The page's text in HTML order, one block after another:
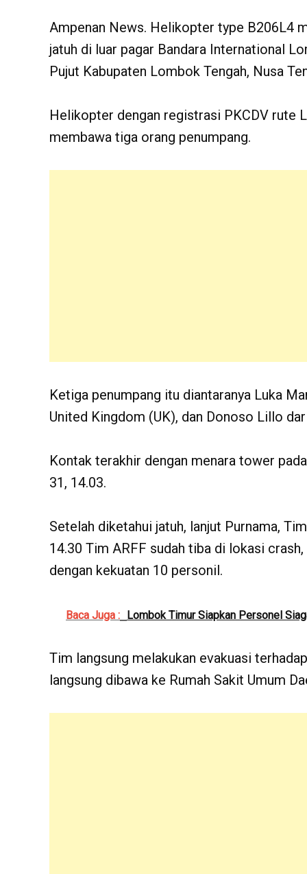
Ampenan News. Helikopter type B206L4
jatuh di luar pagar Bandara International
Pujut Kabupaten Lombok Tengah, Nusa
Helikopter dengan registrasi PKCDV rute
membawa tiga orang penumpang.
Ketiga penumpang itu diantaranya Luka
United Kingdom (UK), dan Donoso Lillo
Kontak terakhir dengan menara tower
31, 14.03.
Setelah diketahui jatuh, lanjut Purnama,
14.30 Tim ARFF sudah tiba di lokasi
dengan kekuatan 10 personil.
Baca Juga : Lombok Timur Siapkan Personel
Tim langsung melakukan evakuasi
langsung dibawa ke Rumah Sakit Umum